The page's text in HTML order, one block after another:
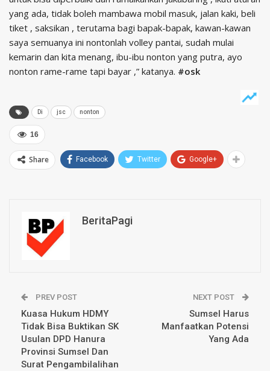
yang ada, tidak boleh mambawa mobil masuk, jalan kaki, beli
tiket , saksikan , terutama bagi bapak-bapak, kawan-kawan
saya semuanya ini nontonlah volley pantai, sudah mulai
kemarin dan kita menang, ibu-ibu nonton yang putra, ayo
nonton rame-rame tapi bayar ,” katanya. #osk
Di jsc nonton
16
Share Facebook Twitter Google+
BeritaPagi
PREV POST
Kuasa Hukum HDMY
Tidak Bisa Buktikan SK
Usulan DPD Hanura
Provinsi Sumsel Dan
Surat Pengambilalihan
NEXT POST
Sumsel Harus
Manfaatkan Potensi
Yang Ada